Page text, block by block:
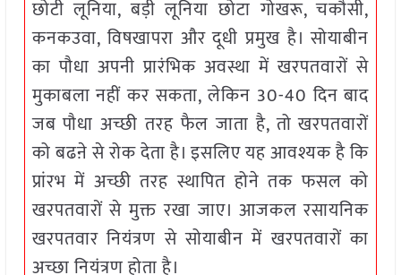
छोटी लूनिया, बड़ी लूनिया छोटा गोखरू, चकौसी,
कनकउवा, विषखापरा और दूधी प्रमुख है। सोयाबीन
का पौधा अपनी प्रारंभिक अवस्था में खरपतवारों से
मुकाबला नहीं कर सकता, लेकिन 30-40 दिन बाद
जब पौधा अच्छी तरह फैल जाता है, तो खरपतवारों
को बढऩे से रोक देता है। इसलिए यह आवश्यक है कि
प्रांरभ में अच्छी तरह स्थापित होने तक फसल को
खरपतवारों से मुक्त रखा जाए। आजकल रसायनिक
खरपतवार नियंत्रण से सोयाबीन में खरपतवारों का
अच्छा नियंत्रण होता है।